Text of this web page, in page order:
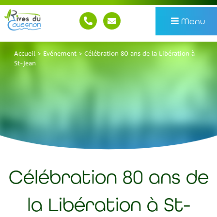
Menu
Accueil > Evénement> Célébration 80 ans de la Libération à
St-Jean
Célébration 80 ans de
la Libération à St-